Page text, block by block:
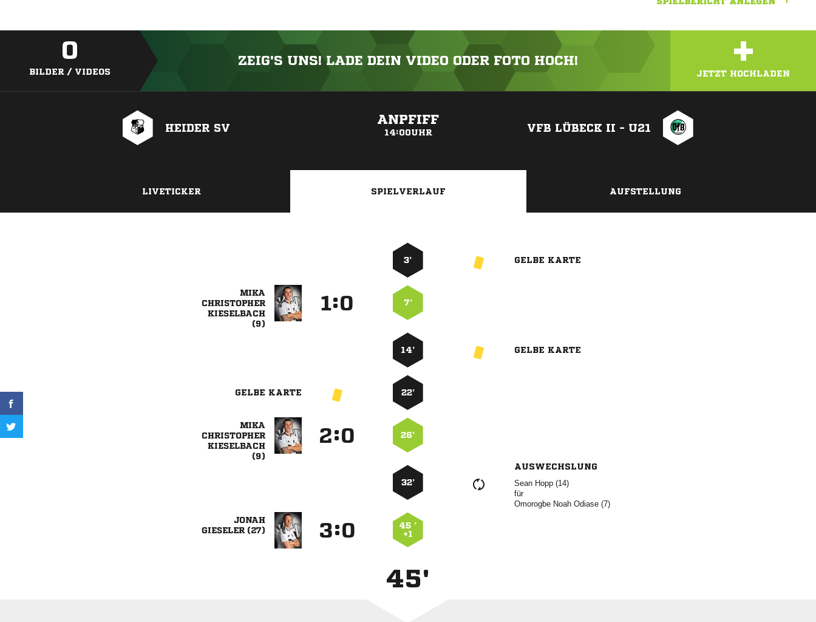
0
BILDER / VIDEOS
ZEIG'S UNS! LADE DEIN VIDEO ODER FOTO HOCH! +
JETZT HOCHLADEN
HEIDER SV
ANPFIFF
14:00UHR VFB LÜBECK II - U21
LIVETICKER SPIELVERLAUF AUFSTELLUNG
3’ GELBE KARTE




: 7’
14’ GELBE KARTE
GELBE KARTE 22’




: 26’
32’
AUSWECHSLUNG
  
für
   

 
:
45 ’
+1
45'